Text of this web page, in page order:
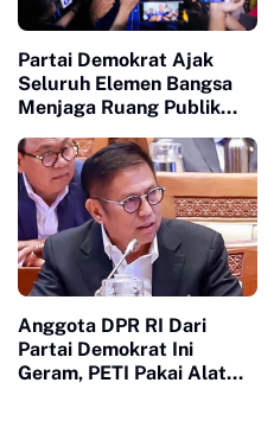
Partai Demokrat Ajak
Seluruh Elemen Bangsa
Menjaga Ruang Publik
Beradab
Anggota DPR RI Dari
Partai Demokrat Ini
Geram, PETI Pakai Alat